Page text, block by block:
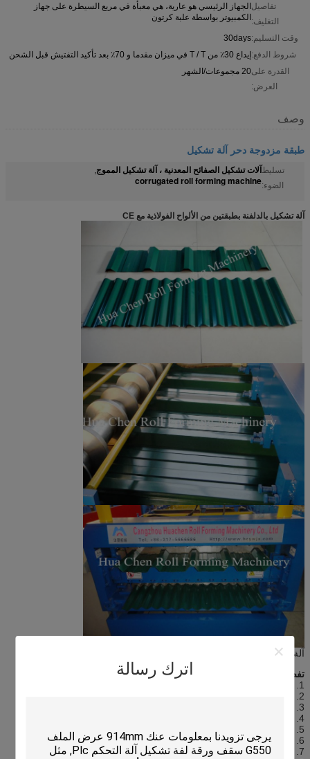
اترك رسالة
تفاصيل
التغليف:
الجهاز الرئيسي هو عارية، هي معبأة في مربع السيطرة على جهاز
الكمبيوتر بواسطة علبة كرتون
وقت التسليم:30days
شروط الدفع:إيداع 30٪ من T / T في ميزان مقدما و 70٪ بعد تأكيد التفتيش قبل الشحن
القدرة على
العرض:
20 مجموعات/الشهر
وصف
طبقة مزدوجة دحر آلة تشكيل
تسليط
الضوء:
آلات تشكيل الصفائح المعدنية ، آلة تشكيل المموج,
corrugated roll forming machine
آلة تشكيل بالدلفنة بطبقتين من الألواح الفولاذية مع CE
آلة التشكيل بالدلفنة للطبقة المزدوجة ذات اللوحين الجانبيين
تفصيل سريع:
1. مناسبة للعملية: لون صفيحة فولاذية
2. عرض اللوح: 1220 مم
3. بكرات: 12/12 صف
4. الأبعاد: 7.2 * 1.55 * 1.91 م
5. الطاقة: 4 + 4kw
6. مادة الدرفلة: فولاذ 45 # عالي الجودة (مطلي بالكروم على السطح)
7. سمك اللوح: 0.3-0.6 مم